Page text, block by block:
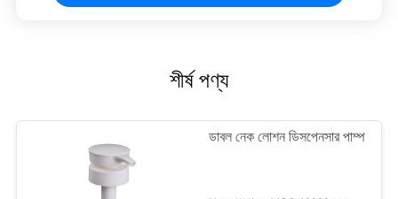
শীর্ষ পণ্য
ডাবল নেক লোশন ডিসপেনসার পাম্প